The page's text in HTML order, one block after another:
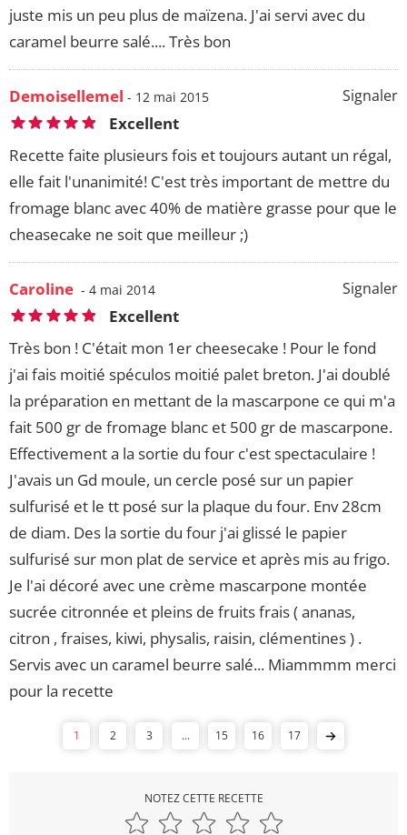
juste mis un peu plus de maïzena. J'ai servi avec du
caramel beurre salé.... Très bon
Signaler
Demoisellemel - 12 mai 2015
Excellent
Recette faite plusieurs fois et toujours autant un régal,
elle fait l'unanimité! C'est très important de mettre du
fromage blanc avec 40% de matière grasse pour que le
cheasecake ne soit que meilleur ;)
Signaler
Caroline - 4 mai 2014
Excellent
Très bon ! C'était mon 1er cheesecake ! Pour le fond
j'ai fais moitié spéculos moitié palet breton. J'ai doublé
la préparation en mettant de la mascarpone ce qui m'a
fait 500 gr de fromage blanc et 500 gr de mascarpone.
Effectivement a la sortie du four c'est spectaculaire !
J'avais un Gd moule, un cercle posé sur un papier
sulfurisé et le tt posé sur la plaque du four. Env 28cm
de diam. Des la sortie du four j'ai glissé le papier
sulfurisé sur mon plat de service et après mis au frigo.
Je l'ai décoré avec une crème mascarpone montée
sucrée citronnée et pleins de fruits frais ( ananas,
citron , fraises, kiwi, physalis, raisin, clémentines ) .
Servis avec un caramel beurre salé... Miammmm merci
pour la recette
1 2 3 ... 15 16 17
NOTEZ CETTE RECETTE